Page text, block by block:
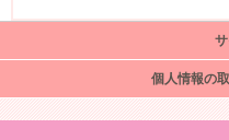
個人情報の